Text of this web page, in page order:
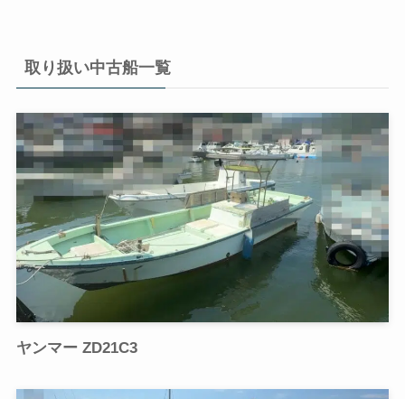
取り扱い中古船一覧
ヤンマー ZD21C3